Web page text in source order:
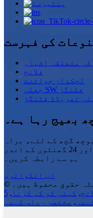
کی فہرست
متعلقہ اشیاء
فلانج
لچکدار جوائنٹ
جعلی SW فٹنگز
تھریڈڈ فٹنگز
بھیج رہا ہے۔
گچھ کے لئے، براہ
کرم ہمیں اپنا ای میل چھوڑیں اور 24 گھنٹوں کے اندر
ہم سے رابطہ کریں۔
اب انکوائری
, کہنی کو کم کرنا ,
, مختصر رداس کہنی